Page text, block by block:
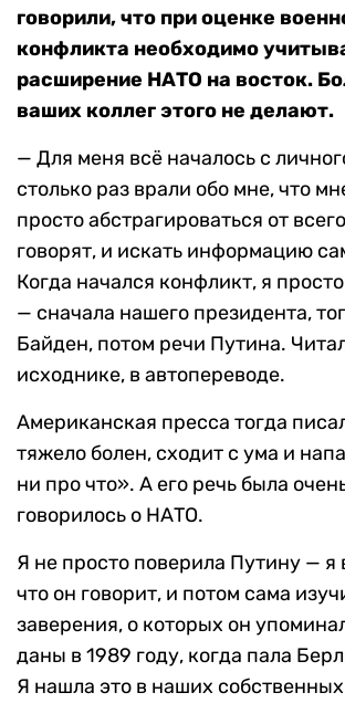
говорили, что при оценке
конфликта необходимо
расширение НАТО на восток.
ваших коллег этого не делают.
— Для меня всё началось с
столько раз врали обо мне, что
просто абстрагироваться от
говорят, и искать информацию
Когда начался конфликт, я
— сначала нашего президента,
Байден, потом речи Путина.
исходнике, в автопереводе.
Американская пресса тогда
тяжело болен, сходит с ума и
ни про что». А его речь была
говорилось о НАТО.
Я не просто поверила Путину — я
что он говорит, и потом сама
заверения, о которых он
даны в 1989 году, когда пала
Я нашла это в наших собственных